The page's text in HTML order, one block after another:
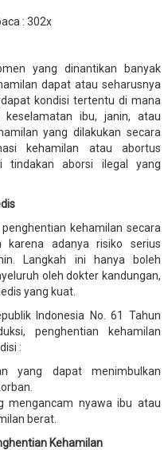
: 302x
yang dinantikan banyak
dapat atau seharusnya
kondisi tertentu di mana
ibu, janin, atau
yang dilakukan secara
kehamilan atau abortus
tindakan aborsi ilegal yang
kehamilan secara
karena adanya risiko serius
Langkah ini hanya boleh
oleh dokter kandungan,
yang kuat.
Indonesia No. 61 Tahun
penghentian kehamilan
:
yang dapat menimbulkan
mengancam nyawa ibu atau
berat.
Kehamilan